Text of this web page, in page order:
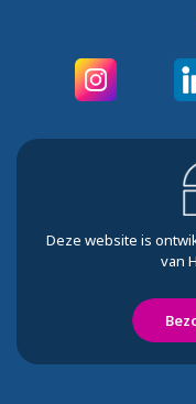
Deze website is
van